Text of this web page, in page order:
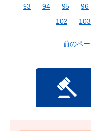
93
94 95 96
102
103
前のペ